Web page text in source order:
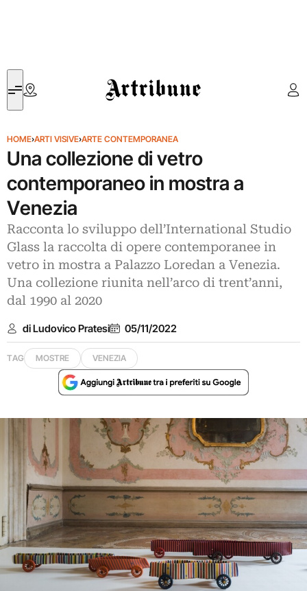
Artribune
HOME›ARTI VISIVE›ARTE CONTEMPORANEA
Una collezione di vetro
contemporaneo in mostra a
Venezia
Racconta lo sviluppo dell’International Studio
Glass la raccolta di opere contemporanee in
vetro in mostra a Palazzo Loredan a Venezia.
Una collezione riunita nell’arco di trent’anni,
dal 1990 al 2020
di Ludovico Pratesi 05/11/2022
TAG MOSTRE VENEZIA